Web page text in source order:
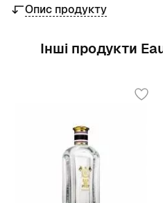
Опис продукту
Інші продукти